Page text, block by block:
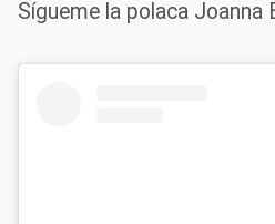
Sígueme la polaca Joanna